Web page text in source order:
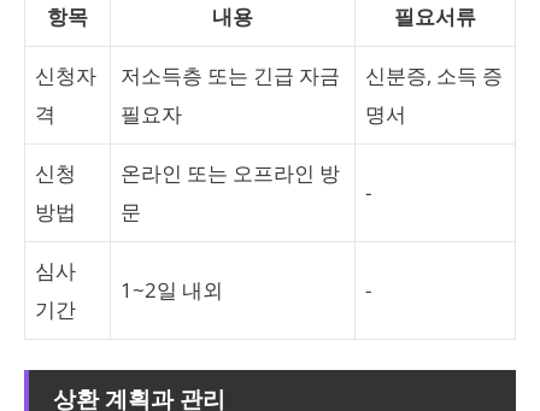
항목 내용 필요서류
신청자
격
저소득층 또는 긴급 자금
필요자
신분증, 소득 증
명서
신청
방법
온라인 또는 오프라인 방
문
-
심사
기간
1~2일 내외 -
상환 계획과 관리